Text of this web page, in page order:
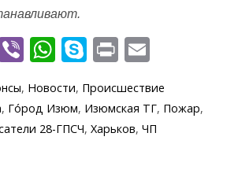
Vi
er
W
at
s
S
y
p
Pr
t ai
l
, Новости, Происшествие
, Го́род Изюм, Изюмская ТГ, Пожар,
28-ГПСЧ, Харьков, ЧП